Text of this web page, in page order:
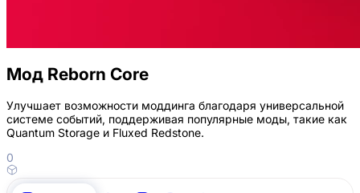
Мод Reborn Core
Улучшает возможности моддинга благодаря универсальной
системе событий, поддерживая популярные моды, такие как
Quantum Storage и Fluxed Redstone.
0